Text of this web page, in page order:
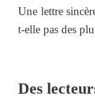
Une lettre
t-elle pas des
Des